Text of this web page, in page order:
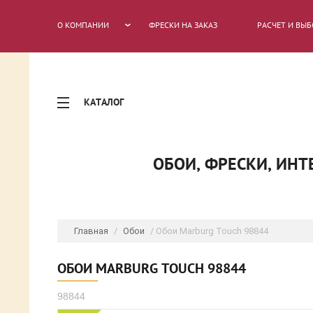
О КОМПАНИИ ФРЕСКИ НА ЗАКАЗ РАСЧЕТ И
КАТАЛОГ
ОБОИ, ФРЕСКИ,
Главная / Обои / Обои Marburg Touch 98844
ОБОИ MARBURG TOUCH 98844
98844